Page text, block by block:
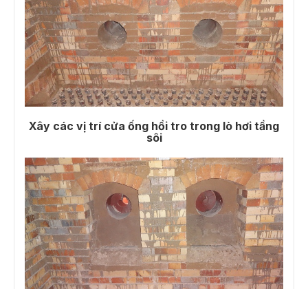
Xây các vị trí cửa ống hồi tro trong lò hơi tầng
sôi​